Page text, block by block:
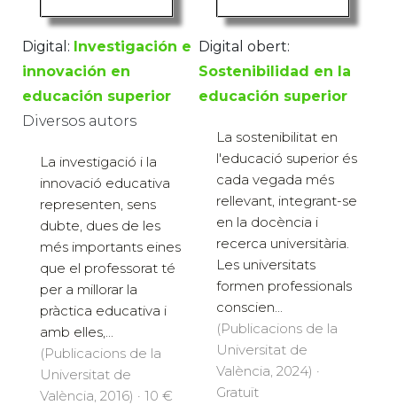
Digital: Investigación e
innovación en
educación superior
Diversos autors
La investigació i la
innovació educativa
representen, sens
dubte, dues de les
més importants eines
que el professorat té
per a millorar la
pràctica educativa i
amb elles,...
(Publicacions de la
Universitat de
València, 2016) · 10 €
Digital obert:
Sostenibilidad en la
educación superior
La sostenibilitat en
l'educació superior és
cada vegada més
rellevant, integrant-se
en la docència i
recerca universitària.
Les universitats
formen professionals
conscien...
(Publicacions de la
Universitat de
València, 2024) ·
Gratuït